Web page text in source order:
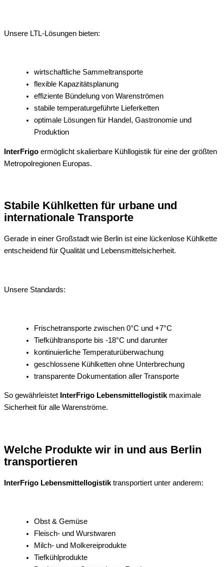
Unsere LTL-Lösungen bieten:
wirtschaftliche Sammeltransporte
flexible Kapazitätsplanung
effiziente Bündelung von Warenströmen
stabile temperaturgeführte Lieferketten
optimale Lösungen für Handel, Gastronomie und
Produktion
InterFrigo ermöglicht skalierbare Kühllogistik für eine der größten
Metropolregionen Europas.
Stabile Kühlketten für urbane und
internationale Transporte
Gerade in einer Großstadt wie Berlin ist eine lückenlose Kühlkette
entscheidend für Qualität und Lebensmittelsicherheit.
Unsere Standards:
Frischetransporte zwischen 0°C und +7°C
Tiefkühltransporte bis -18°C und darunter
kontinuierliche Temperaturüberwachung
geschlossene Kühlketten ohne Unterbrechung
transparente Dokumentation aller Transporte
So gewährleistet InterFrigo Lebensmittellogistikmaximale
Sicherheit für alle Warenströme.
Welche Produkte wir in und aus Berlin
transportieren
InterFrigo Lebensmittellogistik transportiert unter anderem:
Obst & Gemüse
Fleisch- und Wurstwaren
Milch- und Molkereiprodukte
Tiefkühlprodukte